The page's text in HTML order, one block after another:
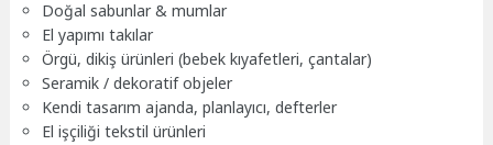
Doğal sabunlar & mumlar
El yapımı takılar
Örgü, dikiş ürünleri (bebek kıyafetleri, çantalar)
Seramik / dekoratif objeler
Kendi tasarım ajanda, planlayıcı, defterler
El işçiliği tekstil ürünleri